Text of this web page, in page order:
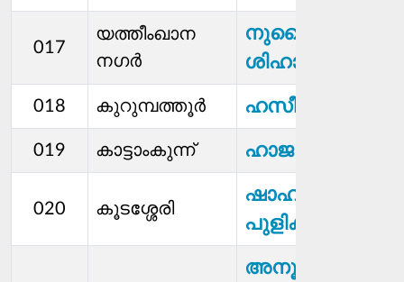
017
യത്തീംഖാന
നഗർ
നുസൈബ
ശിഹാബ്
018 കുറുമ്പത്തൂർ ഹസീന മങ്ങാട്ട്
019 കാട്ടാംകുന്ന് ഹാജറ
020 കൂടശ്ശേരി
ഷാഹിദ നാസർ
പുളിക്കൽ
അനൂപ് നായർ